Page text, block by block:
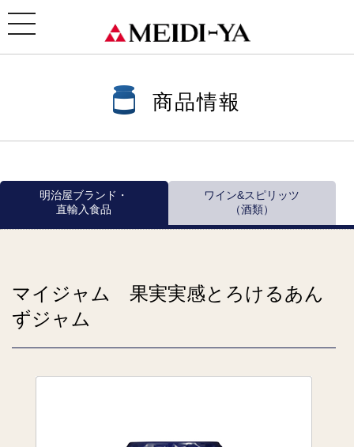
toggle
navigation
ャム 果実実感とろけるあんずジャム
商品情報
明治屋ブランド・
直輸入食品
ワイン&スピリッツ
（酒類）
マイジャム 果実実感とろけるあん
ずジャム